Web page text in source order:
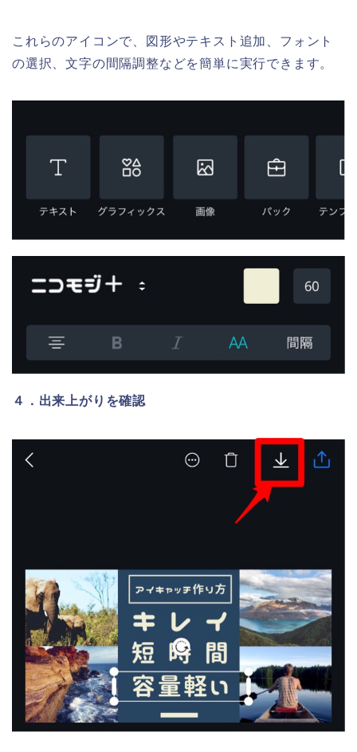
これらのアイコンで、図形やテキスト追加、フォント
の選択、文字の間隔調整などを簡単に実行できます。
４．出来上がりを確認